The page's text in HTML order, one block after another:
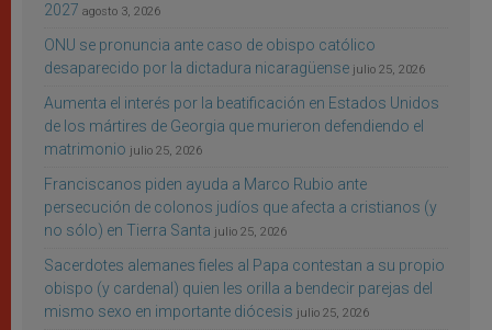
2027 agosto 3, 2026
ONU se pronuncia ante caso de obispo católico
desaparecido por la dictadura nicaragüense julio 25, 2026
Aumenta el interés por la beatificación en Estados Unidos
de los mártires de Georgia que murieron defendiendo el
matrimonio julio 25, 2026
Franciscanos piden ayuda a Marco Rubio ante
persecución de colonos judíos que afecta a cristianos (y
no sólo) en Tierra Santa julio 25, 2026
Sacerdotes alemanes fieles al Papa contestan a su propio
obispo (y cardenal) quien les orilla a bendecir parejas del
mismo sexo en importante diócesis julio 25, 2026